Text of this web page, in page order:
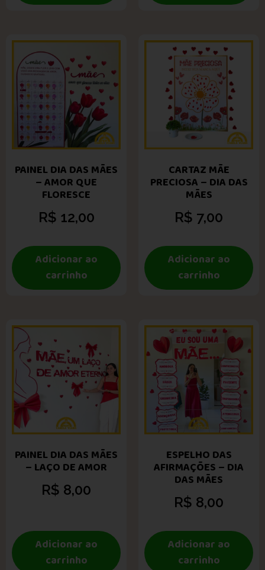
PAINEL DIA DAS MÃES
– AMOR QUE
FLORESCE
R$ 12,00
Adicionar ao
carrinho
CARTAZ MÃE
PRECIOSA – DIA DAS
MÃES
R$ 7,00
Adicionar ao
carrinho
PAINEL DIA DAS MÃES
– LAÇO DE AMOR
R$ 8,00
Adicionar ao
carrinho
ESPELHO DAS
AFIRMAÇÕES – DIA
DAS MÃES
R$ 8,00
Adicionar ao
carrinho